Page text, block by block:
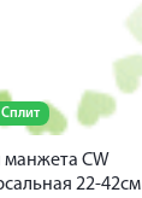
CW
22-42см